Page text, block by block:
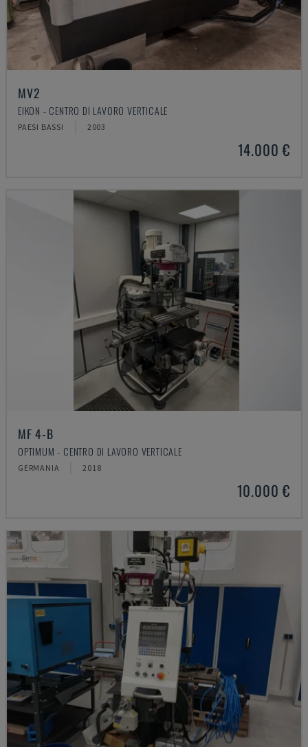
MV2
EIKON - CENTRO DI LAVORO VERTICALE
PAESI BASSI 2003
14.000 €
MF 4-B
OPTIMUM - CENTRO DI LAVORO VERTICALE
GERMANIA 2018
10.000 €